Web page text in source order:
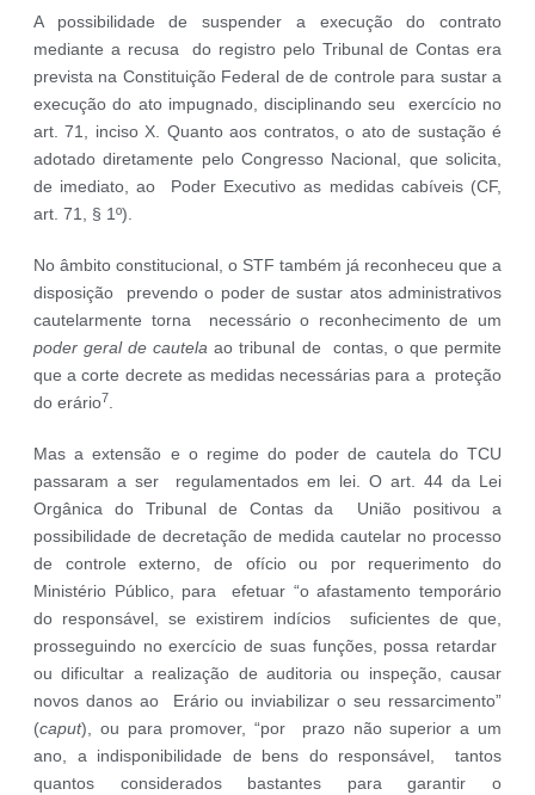
A possibilidade de suspender a execução do contrato
mediante a recusa do registro pelo Tribunal de Contas era
prevista na Constituição Federal de de controle para sustar a
execução do ato impugnado, disciplinando seu exercício no
art. 71, inciso X. Quanto aos contratos, o ato de sustação é
adotado diretamente pelo Congresso Nacional, que solicita,
de imediato, ao Poder Executivo as medidas cabíveis (CF,
art. 71, § 1º).
No âmbito constitucional, o STF também já reconheceu que a
disposição prevendo o poder de sustar atos administrativos
cautelarmente torna necessário o reconhecimento de um
poder geral de cautelaao tribunal de contas, o que permite
que a corte decrete as medidas necessárias para a proteção
do erário7.
Mas a extensão e o regime do poder de cautela do TCU
passaram a ser regulamentados em lei. O art. 44 da Lei
Orgânica do Tribunal de Contas da União positivou a
possibilidade de decretação de medida cautelar no processo
de controle externo, de ofício ou por requerimento do
Ministério Público, para efetuar “o afastamento temporário
do responsável, se existirem indícios suficientes de que,
prosseguindo no exercício de suas funções, possa retardar
ou dificultar a realização de auditoria ou inspeção, causar
novos danos ao Erário ou inviabilizar o seu ressarcimento”
(caput), ou para promover, “por prazo não superior a um
ano, a indisponibilidade de bens do responsável, tantos
quantos considerados bastantes para garantir o